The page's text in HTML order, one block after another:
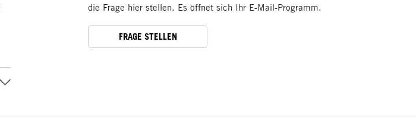
die Frage hier stellen. Es öffnet sich Ihr E-Mail-Programm.
FRAGE STELLEN